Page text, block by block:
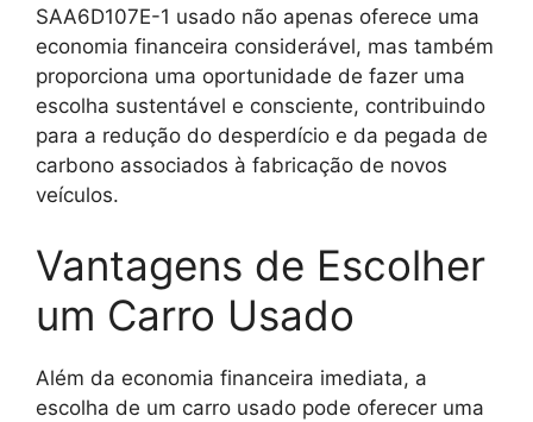
SAA6D107E-1 usado não apenas oferece uma
economia financeira considerável, mas também
proporciona uma oportunidade de fazer uma
escolha sustentável e consciente, contribuindo
para a redução do desperdício e da pegada de
carbono associados à fabricação de novos
veículos.
Vantagens de Escolher
um Carro Usado
Além da economia financeira imediata, a
escolha de um carro usado pode oferecer uma